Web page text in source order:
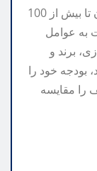
قیمت مانیتورهای بازی از چند میلیون تومان تا بیش از 100
به عوامل
برند و
بودجه خود را
را مقایسه